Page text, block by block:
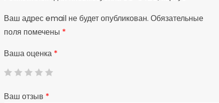
Ваш адрес email не будет опубликован. Обязательные
поля помечены *
Ваша оценка *
Ваш отзыв *